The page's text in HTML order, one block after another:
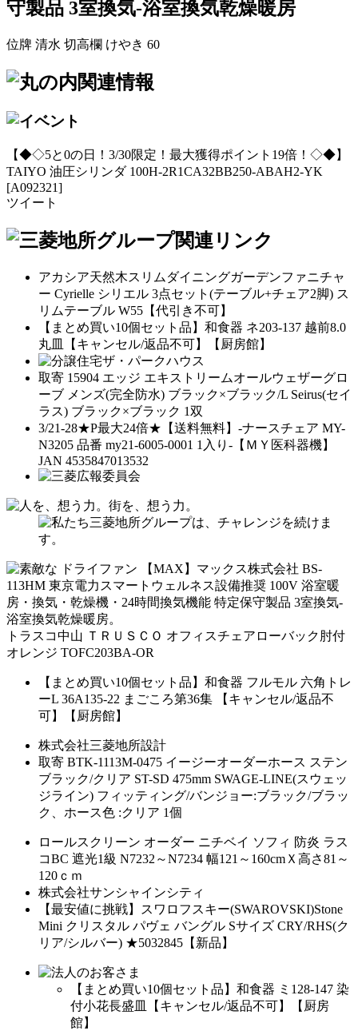
位牌 清水 切高欄 けやき 60
【◆◇5と0の日！3/30限定！最大獲得ポイント19倍！◇◆】
TAIYO 油圧シリンダ 100H-2R1CA32BB250-ABAH2-YK
[A092321]
ツイート
アカシア天然木スリムダイニングガーデンファニチャ
ー Cyrielle シリエル 3点セット(テーブル+チェア2脚) ス
リムテーブル W55【代引き不可】
【まとめ買い10個セット品】和食器 ネ203-137 越前8.0
丸皿【キャンセル/返品不可】【厨房館】
取寄 15904 エッジ エキストリームオールウェザーグロ
ーブ メンズ(完全防水) ブラック×ブラック/L Seirus(セイ
ラス) ブラック×ブラック 1双
3/21-28★P最大24倍★【送料無料】-ナースチェア MY-
N3205 品番 my21-6005-0001 1入り-【ＭＹ医科器機】
JAN 4535847013532
トラスコ中山 ＴＲＵＳＣＯ オフィスチェアローバック肘付
オレンジ TOFC203BA-OR
【まとめ買い10個セット品】和食器 フルモル 六角トレ
ーL 36A135-22 まごころ第36集 【キャンセル/返品不
可】【厨房館】
株式会社三菱地所設計
取寄 BTK-1113M-0475 イージーオーダーホース ステン
ブラック/クリア ST-SD 475mm SWAGE-LINE(スウェッ
ジライン) フィッティング/バンジョー:ブラック/ブラッ
ク、ホース色 :クリア 1個
ロールスクリーン オーダー ニチベイ ソフィ 防炎 ラス
コBC 遮光1級 N7232～N7234 幅121～160cmＸ高さ81～
120ｃｍ
株式会社サンシャインシティ
【最安値に挑戦】スワロフスキー(SWAROVSKI)Stone
Mini クリスタル パヴェ バングル Sサイズ CRY/RHS(ク
リア/シルバー) ★5032845【新品】
【まとめ買い10個セット品】和食器 ミ128-147 染
付小花長盛皿【キャンセル/返品不可】【厨房
館】